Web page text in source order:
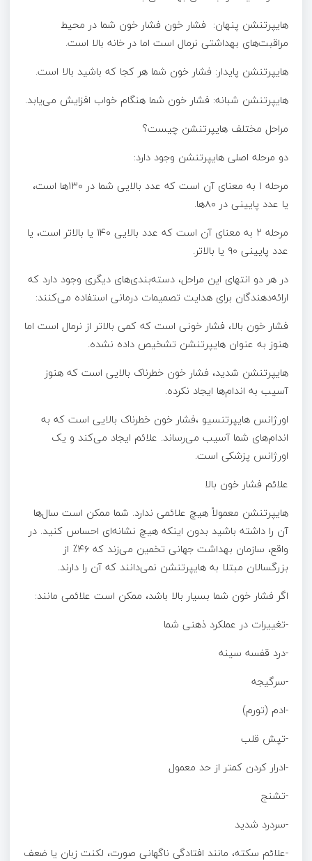
هایپرتنشن پنهان: فشار خون فشار خون شما در محیط
مراقبت‌های بهداشتی نرمال است اما در خانه بالا است.
هایپرتنشن پایدار: فشار خون شما هر کجا که باشید بالا است.
هایپرتنشن شبانه: فشار خون شما هنگام خواب افزایش می‌یابد.
مراحل مختلف هایپرتنشن چیست؟
دو مرحله اصلی هایپرتنشن وجود دارد:
مرحله ۱ به معنای آن است که عدد بالایی شما در ۱۳۰ها است،
یا عدد پایینی در ۸۰ها.
مرحله ۲ به معنای آن است که عدد بالایی ۱۴۰ یا بالاتر است، یا
عدد پایینی ۹۰ یا بالاتر.
در هر دو انتهای این مراحل، دسته‌بندی‌های دیگری وجود دارد که
ارائه‌دهندگان برای هدایت تصمیمات درمانی استفاده می‌کنند:
فشار خون بالا، فشار خونی است که کمی بالاتر از نرمال است اما
هنوز به عنوان هایپرتنشن تشخیص داده نشده.
هایپرتنشن شدید، فشار خون خطرناک بالایی است که هنوز
آسیب به اندام‌ها ایجاد نکرده.
اورژانس هایپرتنسیو ،فشار خون خطرناک بالایی است که به
اندام‌های شما آسیب می‌رساند. علائم ایجاد می‌کند و یک
اورژانس پزشکی است.
علائم فشار خون بالا
هایپرتنشن معمولاً هیچ علائمی ندارد. شما ممکن است سال‌ها
آن را داشته باشید بدون اینکه هیچ نشانه‌ای احساس کنید. در
واقع، سازمان بهداشت جهانی تخمین می‌زند که ۴۶٪ از
بزرگسالان مبتلا به هایپرتنشن نمی‌دانند که آن را دارند.
اگر فشار خون شما بسیار بالا باشد، ممکن است علائمی مانند:
-تغییرات در عملکرد ذهنی شما
-درد قفسه سینه
-سرگیجه
-ادم (تورم)
-تپش قلب
-ادرار کردن کمتر از حد معمول
-تشنج
-سردرد شدید
-علائم سکته، مانند افتادگی ناگهانی صورت، لکنت زبان یا ضعف